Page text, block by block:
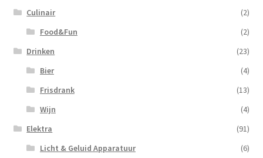
Culinair
(2)
Food&Fun
(2)
Drinken
(23)
Bier
(4)
Frisdrank
(13)
Wijn
(4)
Elektra
(91)
Licht & Geluid Apparatuur
(6)